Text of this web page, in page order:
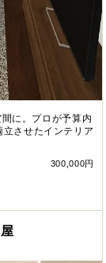
に。プロが予算内
させたインテリア
300,000円